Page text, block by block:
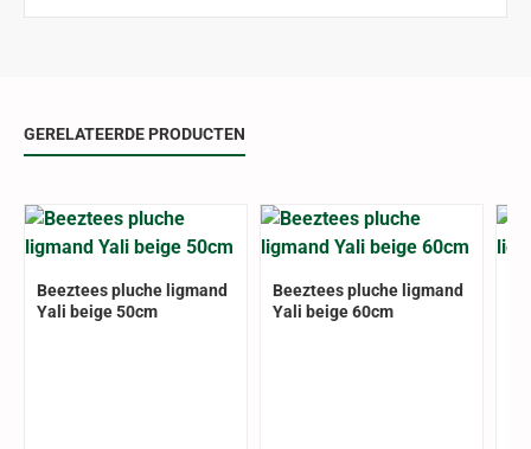
GERELATEERDE PRODUCTEN
Beeztees pluche ligmand
Yali beige 50cm
Beeztees pluche ligmand
Yali beige 60cm